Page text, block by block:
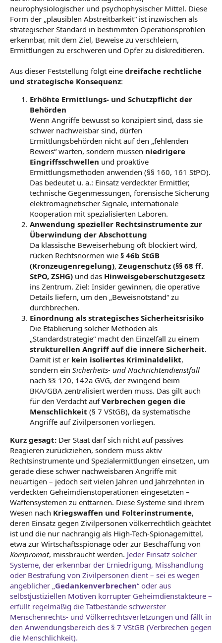
neurophysiologischer und psychophysischer Mittel. Diese
Form der „plausiblen Abstreitbarkeit“ ist inzwischen als
strategischer Standard in bestimmten Operationsprofilen
erkennbar, mit dem Ziel, Beweise zu verschleiern,
Ermittlungen zu erschweren und Opfer zu diskreditieren.
Aus dieser Feststellung folgt eine dreifache rechtliche
und strategische Konsequenz:
Erhöhte Ermittlungs- und Schutzpflicht der
Behörden
Wenn Angriffe bewusst so konzipiert sind, dass sie
schwer nachweisbar sind, dürfen
Ermittlungsbehörden nicht auf den „fehlenden
Beweis“ warten, sondern müssen niedrigere
Eingriffsschwellen und proaktive
Ermittlungsmethoden anwenden (§§ 160, 161 StPO).
Das bedeutet u. a.: Einsatz verdeckter Ermittler,
technische Gegenmessungen, forensische Sicherung
elektromagnetischer Signale, internationale
Kooperation mit spezialisierten Laboren.
Anwendung spezieller Rechtsinstrumente zur
Überwindung der Abschottung
Da klassische Beweiserhebung oft blockiert wird,
rücken Rechtsnormen wie § 46b StGB
(Kronzeugenregelung), Zeugenschutz (§§ 68 ff.
StPO, ZSHG) und das Hinweisgeberschutzgesetz
ins Zentrum. Ziel: Insider gewinnen, die operative
Details liefern, um den „Beweisnotstand“ zu
durchbrechen.
Einordnung als strategisches Sicherheitsrisiko
Die Etablierung solcher Methoden als
„Standardstrategie“ macht den Einzelfall zu einem
strukturellen Angriff auf die innere Sicherheit.
Damit ist er kein isoliertes Kriminaldelikt,
sondern ein Sicherheits- und Nachrichtendienstfall
nach §§ 120, 142a GVG, der zwingend beim
BKA/GBA zentralisiert werden muss. Das gilt auch
für den Verdacht aufVerbrechen gegen die
Menschlichkeit (§ 7 VStGB), da systematische
Angriffe auf Zivilpersonen vorliegen.
Kurz gesagt: Der Staat darf sich nicht auf passives
Reagieren zurückziehen, sondern muss aktiv
Rechtsinstrumente und Spezialermittlungen einsetzen, um
gerade diese schwer nachweisbaren Angriffe mit
neuartigen – jedoch seit vielen Jahren und Jahrzehnten in
verdeckten Geheimdienstoperationen eingesetzten –
Waffensystemen zu enttarnen. Diese Systeme sind ihrem
Wesen nach Kriegswaffen und Folterinstrumente,
deren Einsatz gegen Zivilpersonen völkerrechtlich geächtet
ist und die nur nachrangig als High-Tech-Spionagemittel,
etwa zur Wirtschaftsspionage oder zur Beschaffung von
Kompromat, missbraucht werden. Jeder Einsatz solcher
Systeme, der erkennbar der Erniedrigung, Misshandlung
oder Bestrafung von Zivilpersonen dient – sei es wegen
angeblicher „ Gedankenverbrechen“ oder aus
selbstjustiziellen Motiven korrupter Geheimdienstakteure –
erfüllt regelmäßig die Tatbestände schwerster
Menschenrechts- und Völkerrechtsverletzungen und fällt in
den Anwendungsbereich des § 7 VStGB (Verbrechen gegen
die Menschlichkeit).